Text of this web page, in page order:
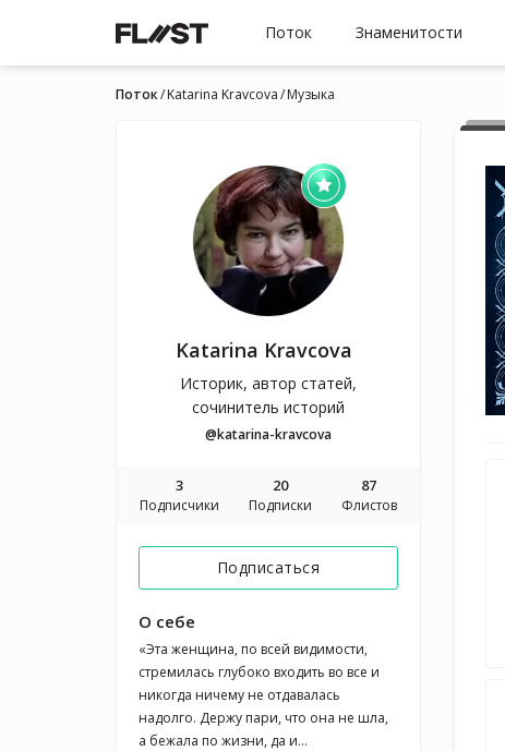
Поток Знаменитости
Поток Katarina Kravcova Музыка
Katarina Kravcova
Историк, автор статей,
сочинитель историй
@katarina-kravcova
3
Подписчики
20
Подписки
87
Флистов
Подписаться
О себе
«Эта женщина, по всей видимости,
стремилась глубоко входить во все и
никогда ничему не отдавалась
надолго. Держу пари, что она не шла,
а бежала по жизни, да и...